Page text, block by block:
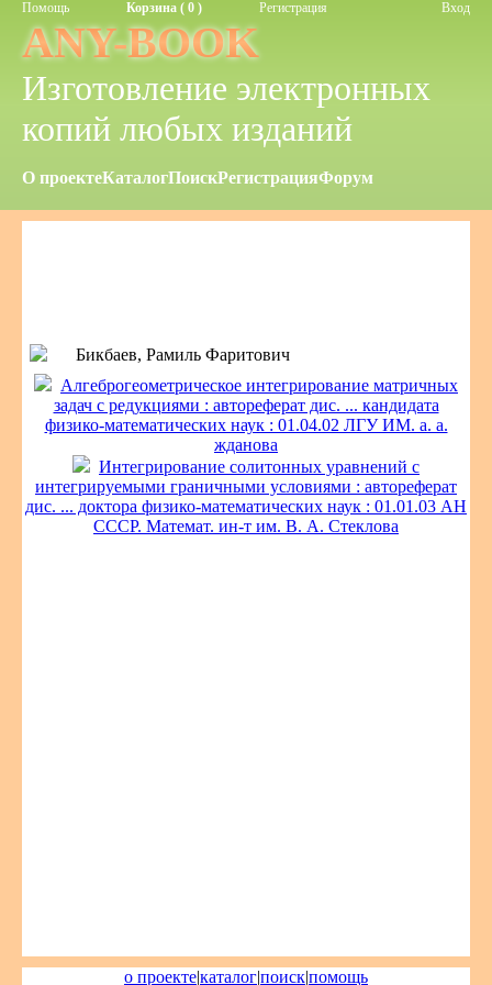
Помощь Корзина ( 0 ) Регистрация Вход
ANY-BOOK
Изготовление электронных
копий любых изданий
О проектеКаталогПоискРегистрацияФорум
Бикбаев, Рамиль Фаритович
Алгеброгеометрическое интегрирование матричных
задач с редукциями : автореферат дис. ... кандидата
физико-математических наук : 01.04.02 ЛГУ ИМ. а. а.
жданова
Интегрирование солитонных уравнений с
интегрируемыми граничными условиями : автореферат
дис. ... доктора физико-математических наук : 01.01.03 АН
СССР. Математ. ин-т им. В. А. Стеклова
о проекте|каталог|поиск|помощь